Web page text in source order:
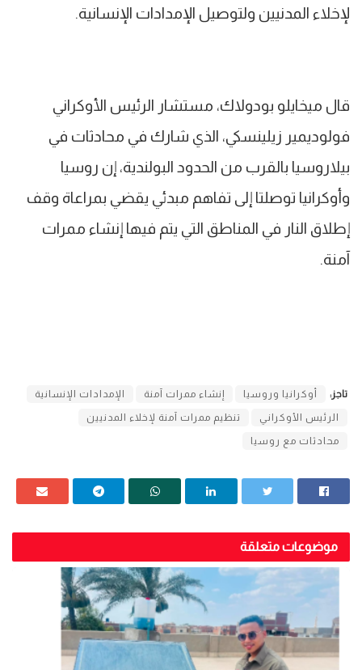
لإخلاء المدنيين ولتوصيل الإمدادات الإنسانية.
قال ميخايلو بودولاك، مستشار الرئيس الأوكراني
فولوديمير زيلينسكي، الذي شارك في محادثات في
بيلاروسيا بالقرب من الحدود البولندية، إن روسيا
وأوكرانيا توصلتا إلى تفاهم مبدئي يقضي بمراعاة وقف
إطلاق النار في المناطق التي يتم فيها إنشاء ممرات
آمنة.
تاجز: أوكرانيا وروسيا إنشاء ممرات آمنة الإمدادات الإنسانية
الرئيس الأوكراني تنظيم ممرات آمنة لإخلاء المدنيين
محادثات مع روسيا
موضوعات متعلقة